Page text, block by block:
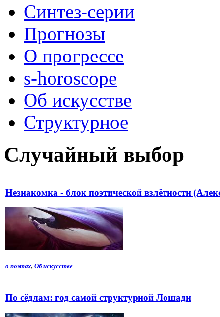
Синтез-серии
Прогнозы
О прогрессе
s-horoscope
Об искусстве
Структурное
Случайный выбор
Незнакомка - блок поэтической взлётности
о поэтах, Об искусстве
По сёдлам: год самой структурной Лошади